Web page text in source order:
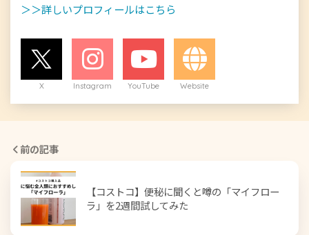
＞＞詳しいプロフィールはこちら
X Instagram YouTube Website
前の記事
【コストコ】便秘に聞くと噂の「マイフロー
ラ」を2週間試してみた